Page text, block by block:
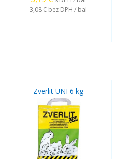
3,08 € bez DPH / bal
Zverlit UNI 6 kg